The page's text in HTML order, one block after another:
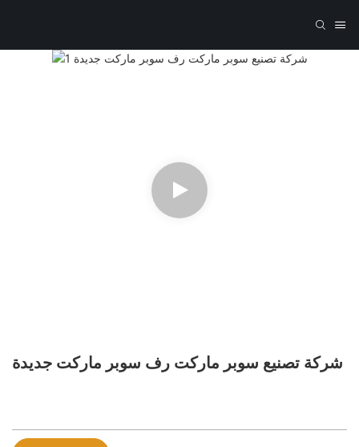
شركة تصنيع سوبر ماركت رف سوبر ماركت جديدة